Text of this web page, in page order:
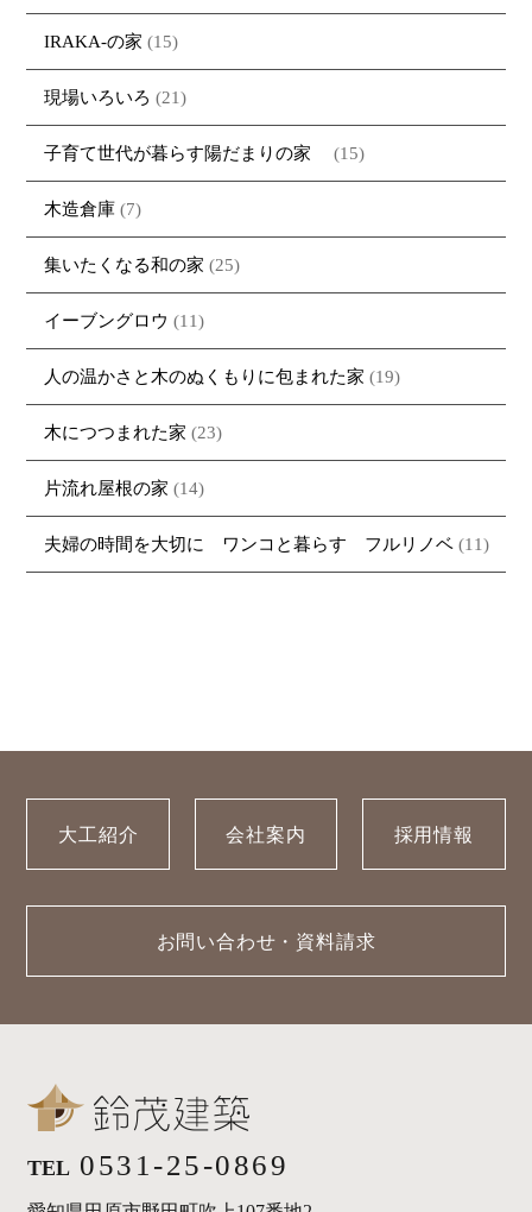
IRAKA-の家 (15)
現場いろいろ (21)
子育て世代が暮らす陽だまりの家 (15)
木造倉庫 (7)
集いたくなる和の家 (25)
イーブングロウ (11)
人の温かさと木のぬくもりに包まれた家 (19)
木につつまれた家 (23)
片流れ屋根の家 (14)
夫婦の時間を大切に ワンコと暮らす フルリノベ (11)
大工紹介 会社案内 採用情報
お問い合わせ・資料請求
TEL 0531-25-0869